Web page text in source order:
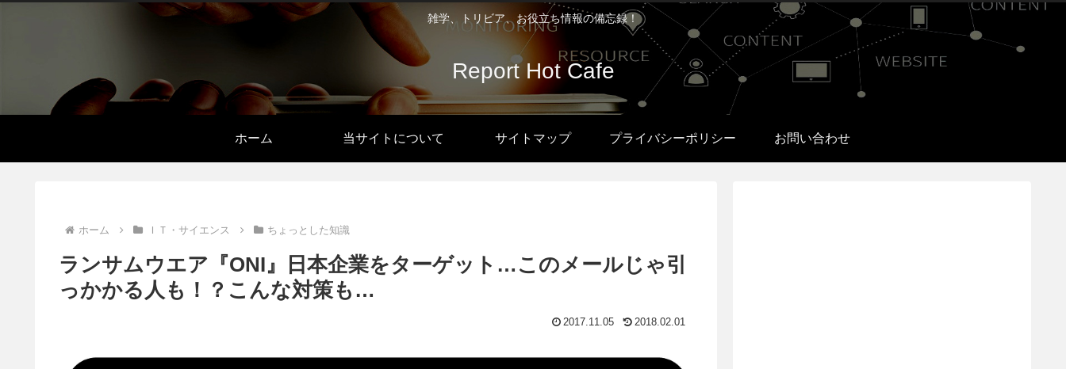
雑学、トリビア、お役立ち情報の備忘録！
Report Hot Cafe
ホーム 当サイトについて サイトマップ プライバシーポリシー お問い合わせ
ホーム ＩＴ・サイエンス ちょっとした知識
ランサムウエア『ONI』日本企業をターゲット…このメールじゃ引
っかかる人も！？こんな対策も…
2017.11.05 2018.02.01